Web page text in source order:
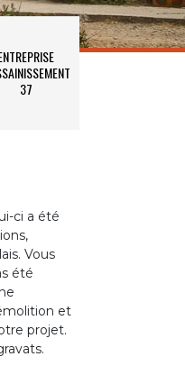
37
ci a été
Vous
été
et
projet.